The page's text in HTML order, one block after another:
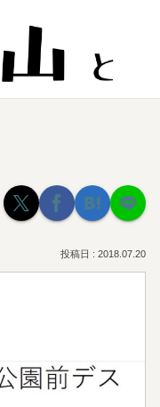
2018.07.20